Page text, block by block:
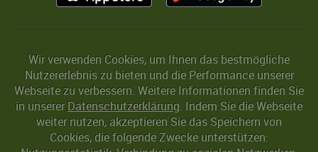
Wir verwenden Cookies, um Ihnen das bestmögliche
Nutzererlebnis zu bieten und die Performance unserer
Webseite zu verbessern. Weitere Informationen finden Sie
in unserer Datenschutzerklärung. Indem Sie die Webseite
weiter nutzen, akzeptieren Sie das Speichern von
Cookies, die folgende Zwecke unterstützen: